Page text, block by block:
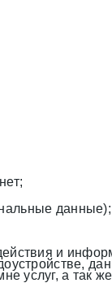
данные);
и
услуг, а так